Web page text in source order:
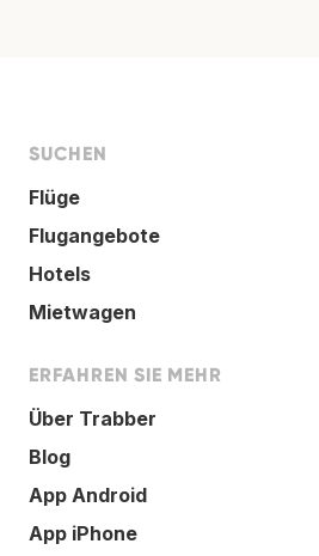
SUCHEN
Flüge
Flugangebote
Hotels
Mietwagen
ERFAHREN SIE MEHR
Über Trabber
Blog
App Android
App iPhone